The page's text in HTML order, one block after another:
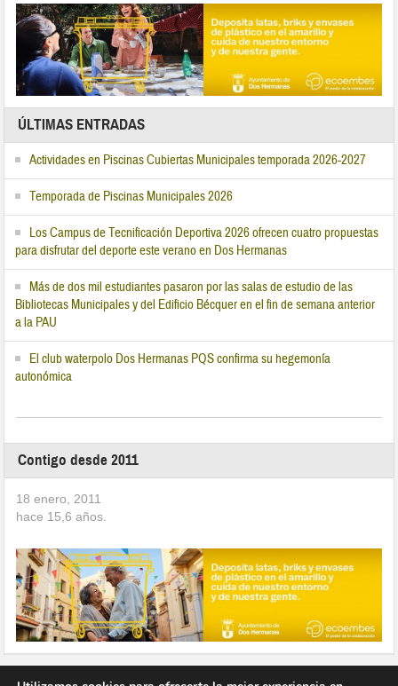
ÚLTIMAS ENTRADAS
Actividades en Piscinas Cubiertas Municipales temporada 2026-2027
Temporada de Piscinas Municipales 2026
Los Campus de Tecnificación Deportiva 2026 ofrecen cuatro propuestas
para disfrutar del deporte este verano en Dos Hermanas
Más de dos mil estudiantes pasaron por las salas de estudio de las
Bibliotecas Municipales y del Edificio Bécquer en el fin de semana anterior
a la PAU
El club waterpolo Dos Hermanas PQS confirma su hegemonía
autonómica
Contigo desde 2011
18 enero, 2011
hace 15,6 años.